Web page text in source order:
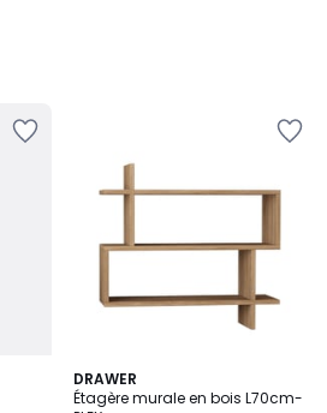
DRAWER
Étagère murale en bois L70cm-